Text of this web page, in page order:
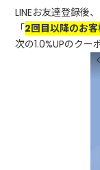
LINEお友達登録後、
「2回目以降のお
次の1.0%UPのクー